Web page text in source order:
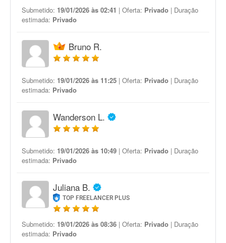
Submetido: 19/01/2026 às 02:41 | Oferta: Privado | Duração
estimada: Privado
Bruno R.
Submetido: 19/01/2026 às 11:25 | Oferta: Privado | Duração
estimada: Privado
Wanderson L.
Submetido: 19/01/2026 às 10:49 | Oferta: Privado | Duração
estimada: Privado
Juliana B.
TOP FREELANCER PLUS
Submetido: 19/01/2026 às 08:36 | Oferta: Privado | Duração
estimada: Privado